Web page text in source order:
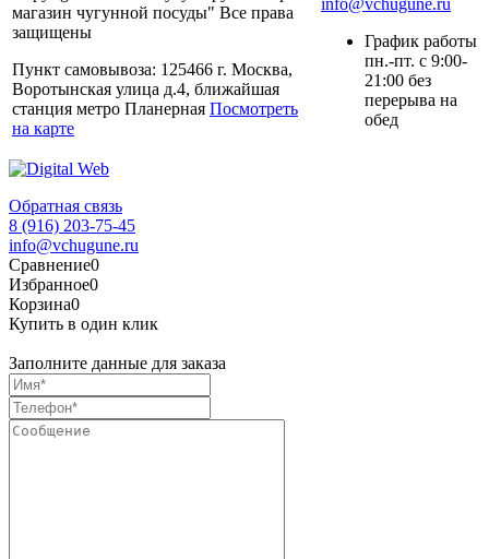
магазин чугунной посуды" Все права
защищены
Пункт самовывоза: 125466 г. Москва,
Воротынская улица д.4, ближайшая
станция метро Планерная Посмотреть
на карте
График работы
пн.-пт. с 9:00-
21:00 без
перерыва на
обед
Обратная связь
8 (916) 203-75-45
info@vchugune.ru
Сравнение0
Избранное0
Корзина0
Купить в один клик
Заполните данные для заказа